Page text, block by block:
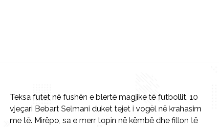
Teksa futet në fushën e blertë magjike të futbollit, 10
vjeçari Bebart Selmani duket tejet i vogël në krahasim
me të. Mirëpo, sa e merr topin në këmbë dhe fillon të